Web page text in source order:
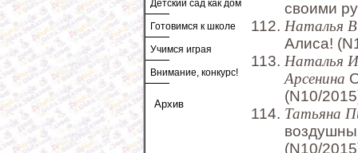
Детский сад как дом
Готовимся к школе
Учимся играя
Внимание, конкурс!
Архив
своими
Наталья
Алиса!
Наталья
Арсенина
(N10/
Татьяна
(N10/